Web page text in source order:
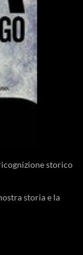
storico
storia e la